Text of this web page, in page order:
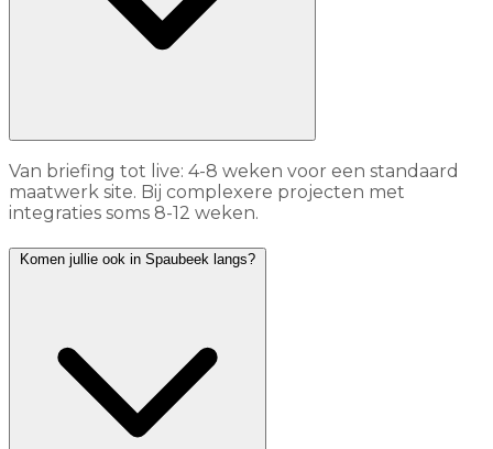
Van briefing tot live: 4-8 weken voor een standaard
maatwerk site. Bij complexere projecten met
integraties soms 8-12 weken.
Komen jullie ook in Spaubeek langs?